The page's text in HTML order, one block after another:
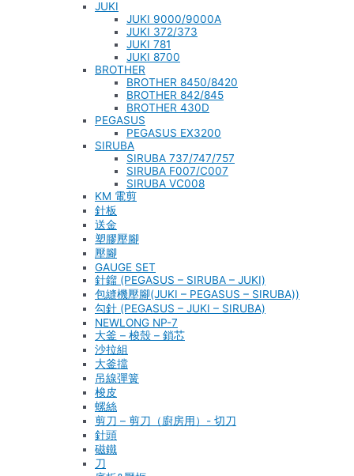
JUKI
JUKI 9000/9000A
JUKI 372/373
JUKI 781
JUKI 8700
BROTHER
BROTHER 8450/8420
BROTHER 842/845
BROTHER 430D
PEGASUS
PEGASUS EX3200
SIRUBA
SIRUBA 737/747/757
SIRUBA F007/C007
SIRUBA VC008
KM 電剪
針板
送金
塑膠壓腳
壓腳
GAUGE SET
針鎦 (PEGASUS – SIRUBA – JUKI)
包縫機壓腳(JUKI – PEGASUS – SIRUBA))
勾針 (PEGASUS – JUKI – SIRUBA)
NEWLONG NP-7
大釜 – 梭殼 – 鎖芯
沙拉組
大釜擋
吊線彈簧
梭皮
螺絲
剪刀 – 剪刀（廚房用）- 切刀
針頭
磁鐵
刀